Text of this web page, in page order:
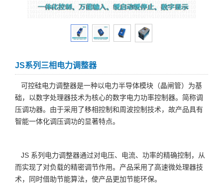
JS系列三相电力调整器
可控硅电力调整器是一种以电力半导体模块（晶闸管）为基
础，以数字处理器技术为核心的数字电力功率控制器。简称调
压调功器。由于采用了移相控制和周波控制技术，故产品具有
智能一体化调压调功的显著特点。
JS 系列电力调整器通过对电压、电流、功率的精确控制，从
而实现了对负载的精密调节作用。产品采用了高速微处理器技
术，同时借助节能算法，使产品更加节能环保。